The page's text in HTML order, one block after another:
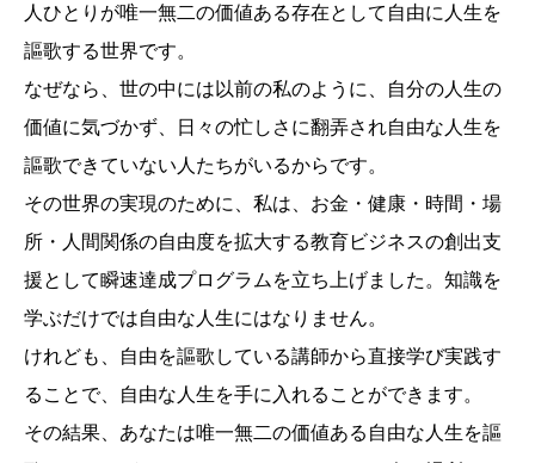
人ひとりが唯一無二の価値ある存在として自由に人生を
謳歌する世界です。
なぜなら、世の中には以前の私のように、自分の人生の
価値に気づかず、日々の忙しさに翻弄され自由な人生を
謳歌できていない人たちがいるからです。
その世界の実現のために、私は、お金・健康・時間・場
所・人間関係の自由度を拡大する教育ビジネスの創出支
援として瞬速達成プログラムを立ち上げました。知識を
学ぶだけでは自由な人生にはなりません。
けれども、自由を謳歌している講師から直接学び実践す
ることで、自由な人生を手に入れることができます。
その結果、あなたは唯一無二の価値ある自由な人生を謳